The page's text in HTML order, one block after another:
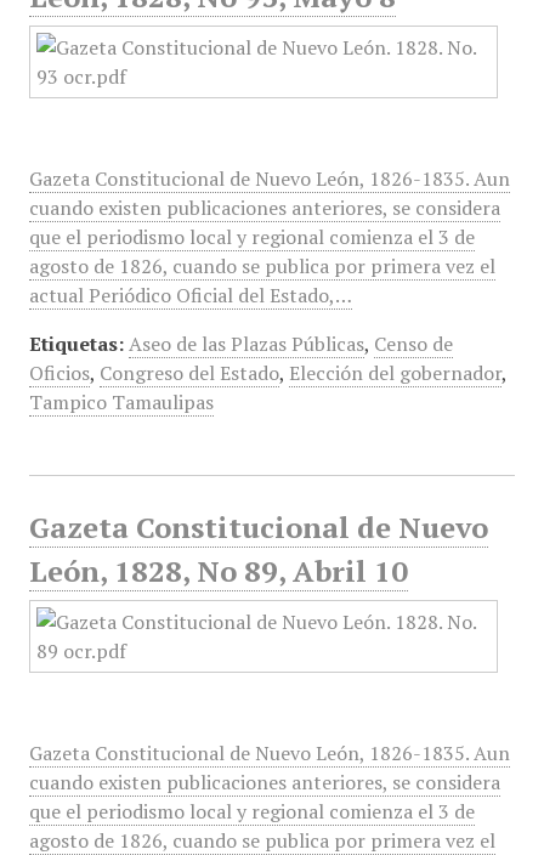
Gazeta Constitucional de Nuevo León, 1826-1835. Aun
cuando existen publicaciones anteriores, se considera
que el periodismo local y regional comienza el 3 de
agosto de 1826, cuando se publica por primera vez el
actual Periódico Oficial del Estado,…
Etiquetas: Aseo de las Plazas Públicas, Censo de
Oficios, Congreso del Estado, Elección del gobernador,
Tampico Tamaulipas
Gazeta Constitucional de Nuevo
León, 1828, No 89, Abril 10
Gazeta Constitucional de Nuevo León, 1826-1835. Aun
cuando existen publicaciones anteriores, se considera
que el periodismo local y regional comienza el 3 de
agosto de 1826, cuando se publica por primera vez el